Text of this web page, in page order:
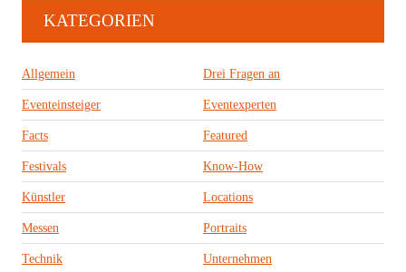
KATEGORIEN
Allgemein Drei Fragen an
Eventeinsteiger Eventexperten
Facts Featured
Festivals Know-How
Künstler Locations
Messen Portraits
Technik Unternehmen